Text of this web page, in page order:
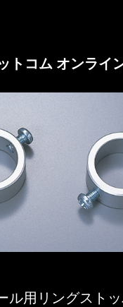
トコム オンライ
ル用リングスト